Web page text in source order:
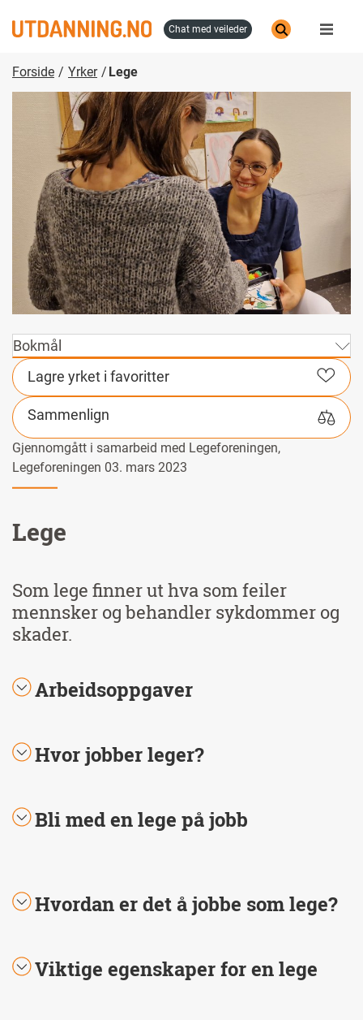
til
chat med veileder
Forside Yrker Lege
Bokmål
Lagre yrket i favoritter
Sammenlign
Gjennomgått i samarbeid med Legeforeningen,
Legeforeningen 03. mars 2023
Lege
Som lege finner ut hva som feiler
mennsker og behandler sykdommer og
skader.
Arbeidsoppgaver
Hvor jobber leger?
Bli med en lege på jobb
Hvordan er det å jobbe som lege?
Viktige egenskaper for en lege